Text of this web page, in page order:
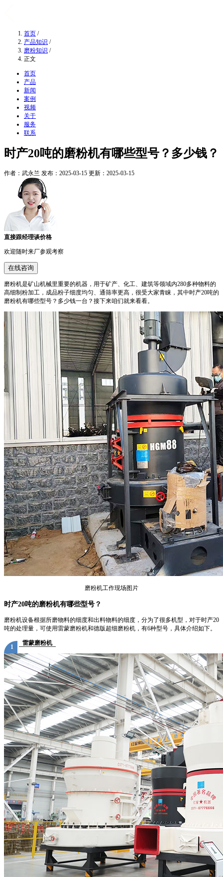
首页 /
产品知识 /
磨粉知识 /
正文
首页
产品
新闻
案例
视频
关于
服务
联系
时产20吨的磨粉机有哪些型号？多少钱？
作者：武永兰 发布：2025-03-15 更新：2025-03-15
直接跟经理谈价格
欢迎随时来厂参观考察
在线咨询
磨粉机是矿山机械里重要的机器，用于矿产、化工、建筑等领域内280多种物料的
高细制粉加工，成品粉子细度均匀、通筛率更高，很受大家青睐，其中时产20吨的
磨粉机有哪些型号？多少钱一台？接下来咱们就来看看。
磨粉机工作现场图片
时产20吨的磨粉机有哪些型号？
磨粉机设备根据所磨物料的细度和出料物料的细度，分为了很多机型，对于时产20
吨的处理量，可使用雷蒙磨粉机和德版超细磨粉机，有6种型号，具体介绍如下。
1
雷蒙磨粉机